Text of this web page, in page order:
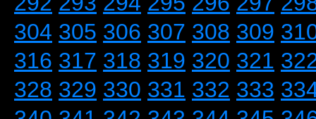
304 305 306 307 308 309
316 317 318 319 320 321
328 329 330 331 332 333